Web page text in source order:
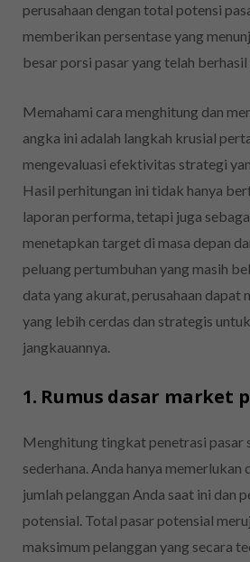
perusahaan dengan total potensi
memberikan persentase yang
besar porsi pasar yang telah berhasil
Memahami cara menghitung dan
angka ini adalah langkah krusial
mengevaluasi efektivitas strategi
Hasil perhitungan ini tidak hanya
laporan performa, tetapi juga
menetapkan target di masa depan
peluang pertumbuhan yang masih
data yang akurat, perusahaan dapat
yang lebih cerdas dan strategis
jangkauannya.
1. Rumus dasar market
Menghitung tingkat penetrasi pasar
sederhana. Anda hanya memerlukan
jumlah pelanggan Anda saat ini dan
potensial. Total pasar potensial
maksimum pelanggan yang secara